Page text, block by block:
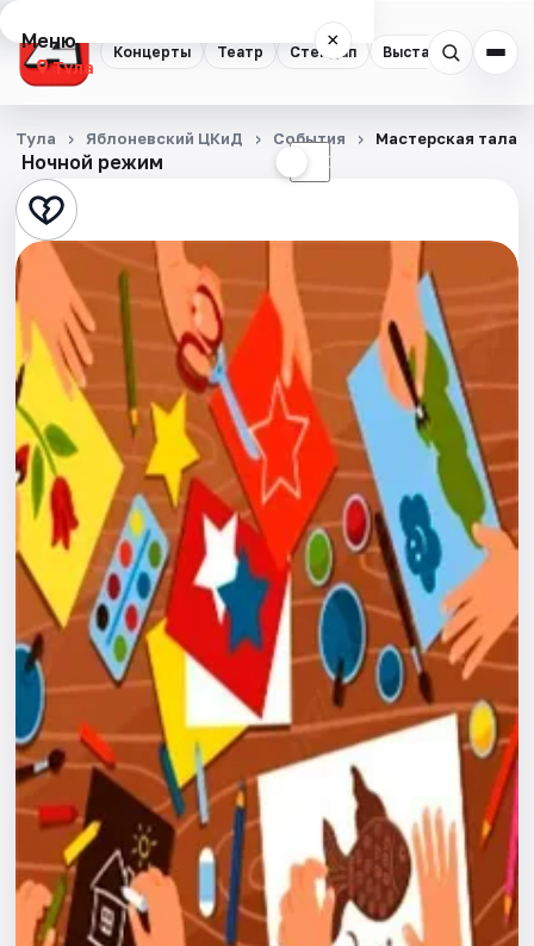
Концерты Театр Стендап Выставки
Меню ×
Тула
Концерты
Театр
Стендап
Выставки
Квесты
Экскурсии
Спорт
События
Города
Площадки
Артисты
Рейтинги
Ночной режим ☾
Тула Яблоневский ЦКиД События Мастерская